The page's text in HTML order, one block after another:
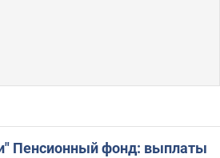
Пенсионный фонд: выплаты